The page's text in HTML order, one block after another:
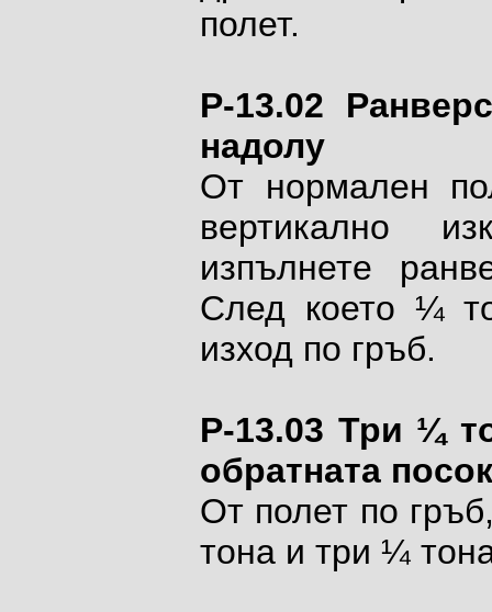
полет.
P-13.02
надолу
От нормален
вертикално
изпълнете
След което ¼
изход по гръб.
P-13.03 Три ¼
обратната
От полет по
тона и три ¼